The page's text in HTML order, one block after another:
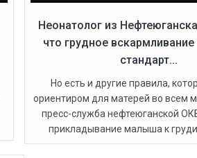
Неонатолог из
что грудное
стандарт...
Но есть и другие правила,
ориентиром для матерей во всем
пресс-служба нефтеюганской
прикладывание малыша к груди